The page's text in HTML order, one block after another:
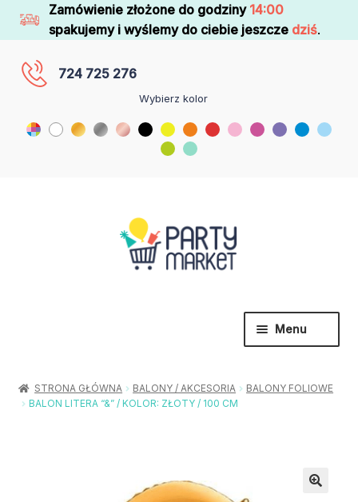
Zamówienie złożone do godziny 14:00
spakujemy i wyślemy do ciebie jeszcze dziś.
724 725 276
Wybierz kolor
Menu
menu
Urodziny / Imprezy
Rozwiń
STRONA GŁÓWNA BALONY / AKCESORIA
BALONY FOLIOWE
BALON LITERA “&” / KOLOR: ZŁOTY / 100 CM